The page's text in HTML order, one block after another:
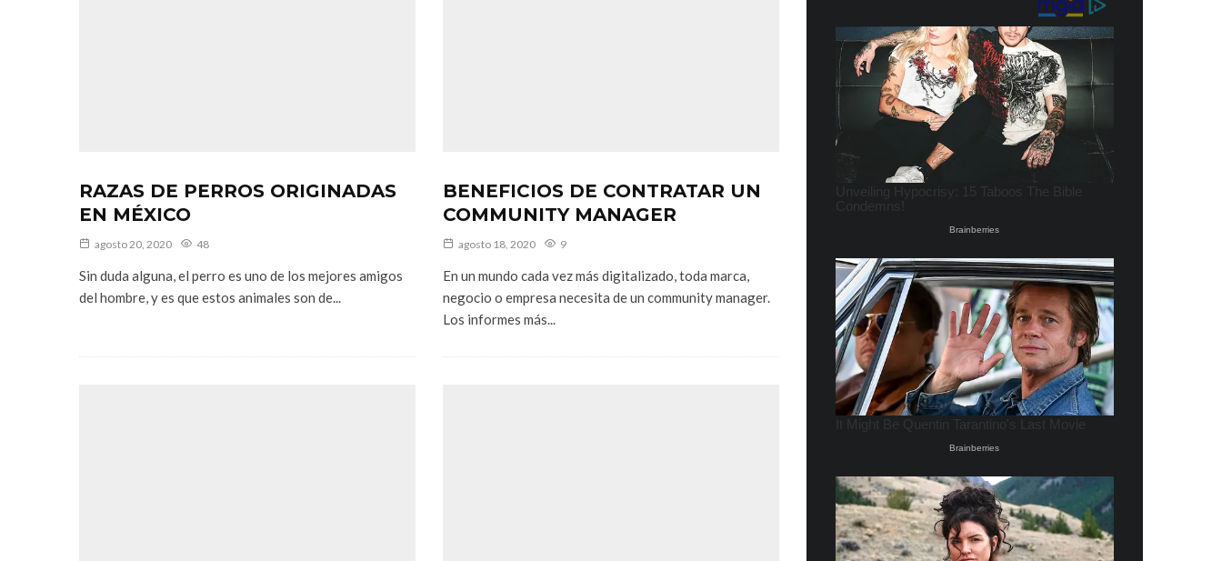
RAZAS DE PERROS ORIGINADAS
EN MÉXICO
agosto 20, 2020 48
Sin duda alguna, el perro es uno de los mejores amigos
del hombre, y es que estos animales son de...
BENEFICIOS DE CONTRATAR UN
COMMUNITY MANAGER
agosto 18, 2020 9
En un mundo cada vez más digitalizado, toda marca,
negocio o empresa necesita de un community manager.
Los informes más...